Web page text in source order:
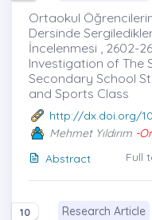
Ortaokul
Dersinde
İncelenmesi , 2602-
Investigation of The
Secondary School
and Sports Class
http://dx.doi.org/
Mehmet Yıldırım -
Abstract
Full
10 Research Article